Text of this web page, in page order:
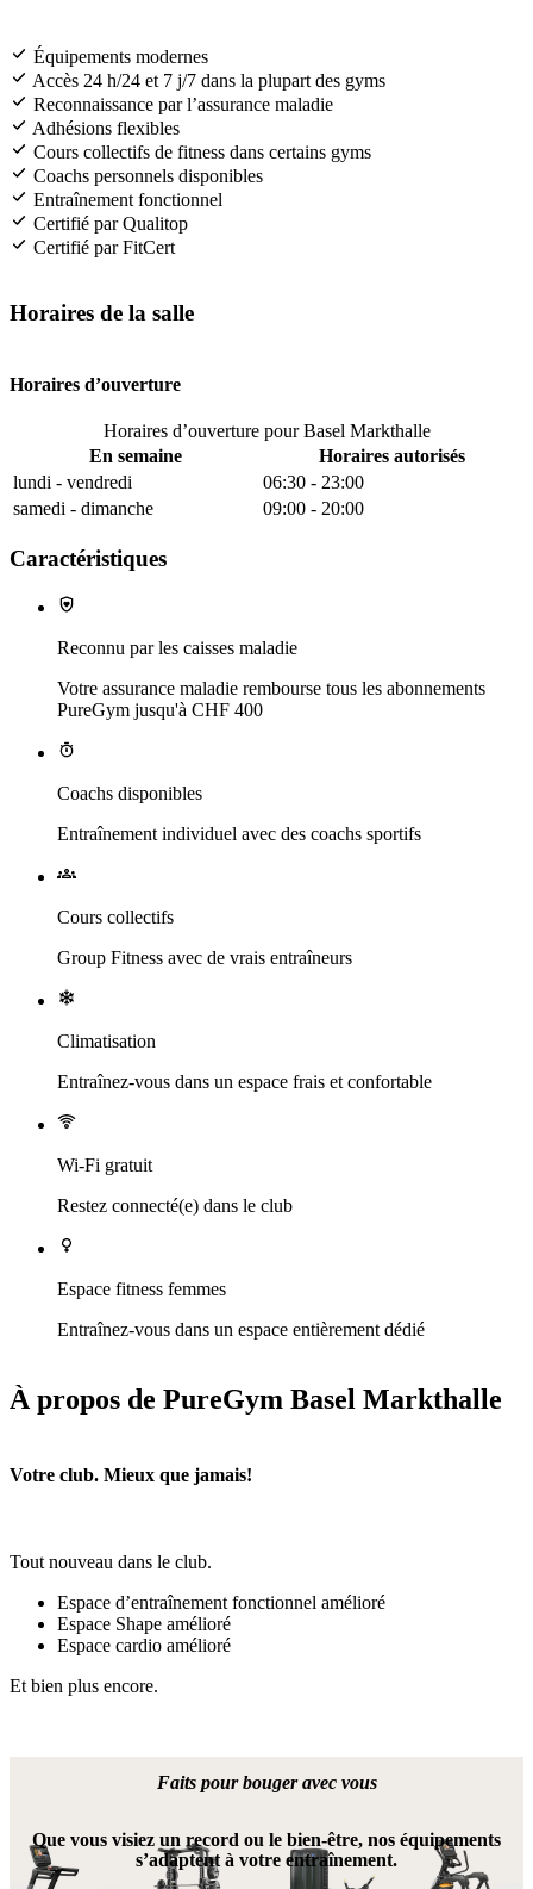
Équipements modernes
Accès 24 h/24 et 7 j/7 dans la plupart des gyms
Reconnaissance par l’assurance maladie
Adhésions flexibles
Cours collectifs de fitness dans certains gyms
Coachs personnels disponibles
Entraînement fonctionnel
Certifié par Qualitop
Certifié par FitCert
Horaires de la salle
Horaires d’ouverture
Horaires d’ouverture pour Basel Markthalle
En semaine
Horaires autorisés
lundi - vendredi
06:30 - 23:00
samedi - dimanche
09:00 - 20:00
Caractéristiques
Reconnu par les caisses maladie
Votre assurance maladie rembourse tous les abonnements
PureGym jusqu'à CHF 400
Coachs disponibles
Entraînement individuel avec des coachs sportifs
Cours collectifs
Group Fitness avec de vrais entraîneurs
Climatisation
Entraînez-vous dans un espace frais et confortable
Wi-Fi gratuit
Restez connecté(e) dans le club
Espace fitness femmes
Entraînez-vous dans un espace entièrement dédié
À propos de PureGym Basel Markthalle
Votre club. Mieux que jamais!
Tout nouveau dans le club.
Espace d’entraînement fonctionnel amélioré
Espace Shape amélioré
Espace cardio amélioré
Et bien plus encore.
Faits pour bouger avec vous
Que vous visiez un record ou le bien-être, nos équipements
s’adaptent à votre entraînement.